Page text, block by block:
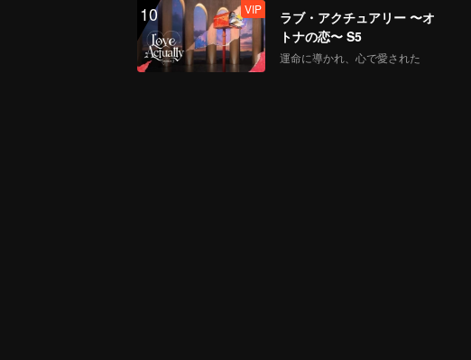
10 VIP
ラブ・アクチュアリー 〜オ
トナの恋〜 S5
運命に導かれ、心で愛された